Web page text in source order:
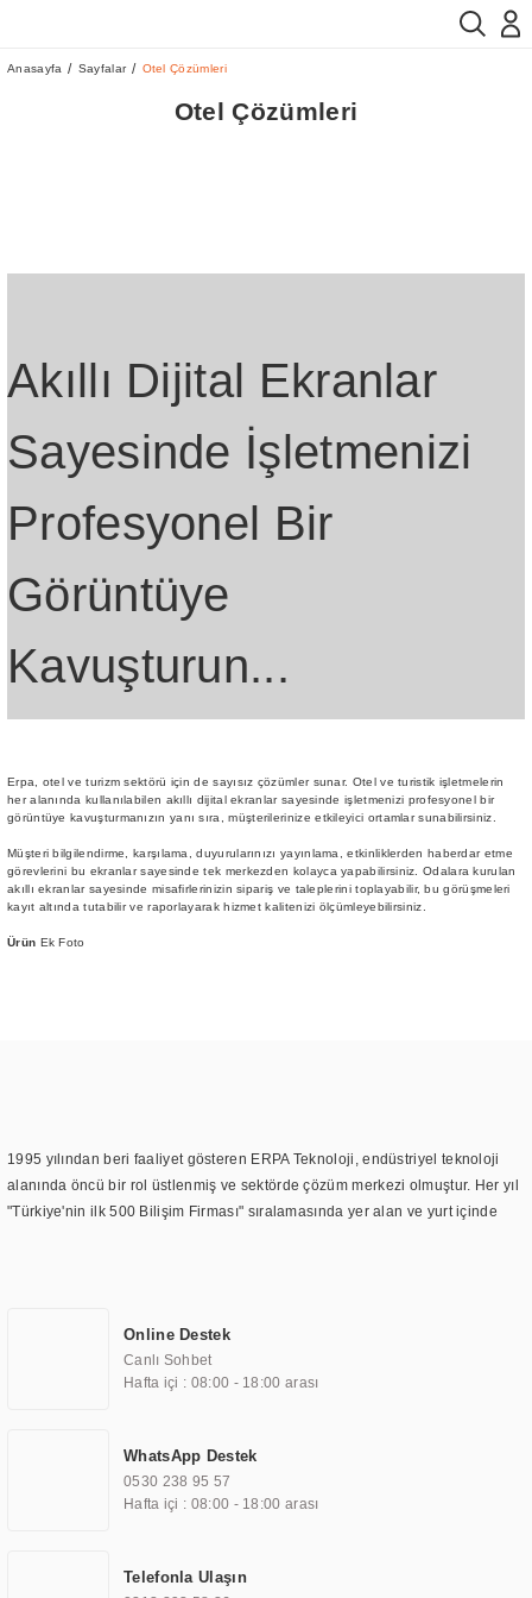
Anasayfa Sayfalar Otel Çözümleri
Otel Çözümleri
Akıllı Dijital Ekranlar
Sayesinde İşletmenizi
Profesyonel Bir
Görüntüye
Kavuşturun...
Erpa, otel ve turizm sektörü için de sayısız çözümler sunar. Otel ve turistik işletmelerin
her alanında kullanılabilen akıllı dijital ekranlar sayesinde işletmenizi profesyonel bir
görüntüye kavuşturmanızın yanı sıra, müşterilerinize etkileyici ortamlar sunabilirsiniz.
Müşteri bilgilendirme, karşılama, duyurularınızı yayınlama, etkinliklerden haberdar etme
görevlerini bu ekranlar sayesinde tek merkezden kolayca yapabilirsiniz. Odalara kurulan
akıllı ekranlar sayesinde misafirlerinizin sipariş ve taleplerini toplayabilir, bu görüşmeleri
kayıt altında tutabilir ve raporlayarak hizmet kalitenizi ölçümleyebilirsiniz.
Ürün Ek Foto
1995 yılından beri faaliyet gösteren ERPA Teknoloji, endüstriyel teknoloji
alanında öncü bir rol üstlenmiş ve sektörde çözüm merkezi olmuştur. Her yıl
"Türkiye'nin ilk 500 Bilişim Firması" sıralamasında yer alan ve yurt içinde
TOCHI markası altında kendi ürettiği ürünlerde kullanmıştır. Günümüzde
TOCHI; videowall, digital signage, kiosk, totem, akıllı durak ekranı, araç içi
ekran, asansör ekranı, digital menüboard, marin ekran, medikal ekran,
ekranları, endüstriyel ekranlar, kapı önü bilgi ekranları, panel PC,
endüstriyel Panel PC, mini PC, endüstriyel mini PC ve akıllı bina sistemleri
gibi çözümleri 4.5" ile 110” boyutları arasında üretebilirken, ayrıca standart
Online Destek
Canlı Sohbet
Hafta içi : 08:00 - 18:00 arası
WhatsApp Destek
0530 238 95 57
Hafta içi : 08:00 - 18:00 arası
Telefonla Ulaşın